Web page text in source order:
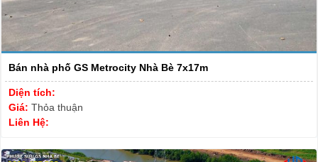
Bán nhà phố GS Metrocity Nhà Bè 7x17m
Diện tích:
Giá: Thỏa thuận
Liên Hệ: